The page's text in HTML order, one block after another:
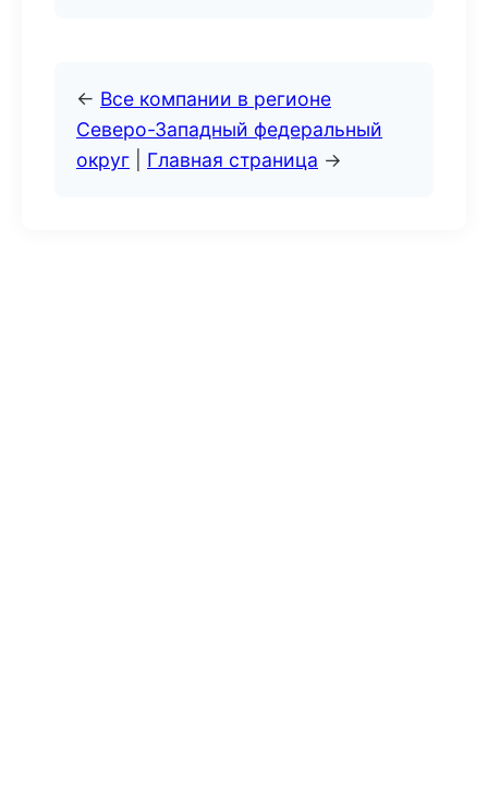
← Все компании в регионе
Северо-Западный федеральный
округ
Главная страница →